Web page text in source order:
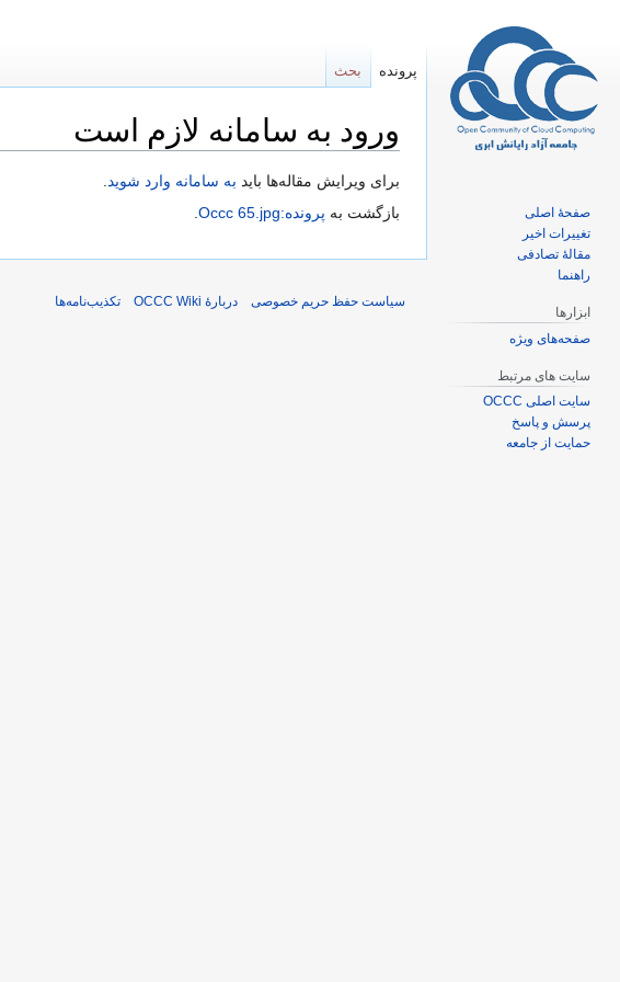
ورود به سامانه لازم است
پرش
به
ناوبری
پرش
به
جستجو
برای ویرایش مقاله‌ها باید به سامانه وارد شوید.
بازگشت به پرونده:Occc 65.jpg .
پرونده بحث
صفحهٔ اصلی
تغییرات اخیر
مقالهٔ تصادفی
راهنما
ابزارها
صفحه‌های ویژه
سایت های مرتبط
سایت اصلی OCCC
پرسش و پاسخ
حمایت از جامعه
سیاست حفظ حریم خصوصی دربارهٔ OCCC Wiki تکذیب‌نامه‌ها